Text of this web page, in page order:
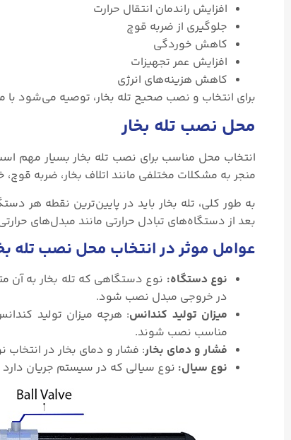
افزایش راندمان انتقال حرارت
جلوگیری از ضربه قوچ
کاهش خوردگی
افزایش عمر تجهیزات
کاهش هزینه‌های انرژی
برای انتخاب و نصب صحیح تله بخار، توصیه می‌شود
محل نصب تله بخار
انتخاب محل مناسب برای نصب تله بخار بسیار
منجر به مشکلات مختلفی مانند اتلاف بخار، ضربه
به طور کلی، تله بخار باید در پایین‌ترین نقطه
بعد از دستگاه‌های تبادل حرارتی مانند مبدل‌های
عوامل موثر در انتخاب محل نصب تله
نوع دستگاه: نوع دستگاهی که تله بخار به آن
در خروجی مبدل نصب شود.
میزان تولید کندانس: هرچه میزان تولید
مناسب نصب شوند.
فشار و دمای بخار: فشار و دمای بخار در
نوع سیال: نوع سیالی که در سیستم جریان دارد